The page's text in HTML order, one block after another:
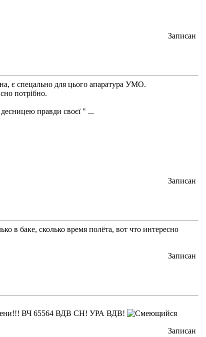
Записан
є спецально для цього апаратура УМО.
потрібно.
правди своєї " ...
Записан
баке, сколько время полёта, вот что интересно
Записан
ВЧ 65564 ВДВ СН! УРА ВДВ!
Записан